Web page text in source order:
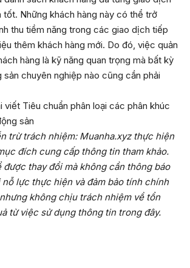
tốt. Những khách hàng này có thể trở
thu tiềm năng trong các giao dịch tiếp
thêm khách hàng mới. Do đó, việc quản
hàng là kỹ năng quan trọng mà bất kỳ
chuyên nghiệp nào cũng cần phải
viết Tiêu chuẩn phân loại các phân khúc
sản
trừ trách nhiệm: Muanha.xyz thực hiện
đích cung cấp thông tin tham khảo.
được thay đổi mà không cần thông báo
lực thực hiện và đảm bảo tính chính
không chịu trách nhiệm về tổn
từ việc sử dụng thông tin trong đây.